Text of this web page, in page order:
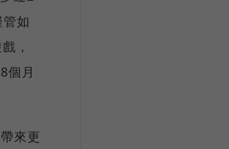
如
，
個月
來更